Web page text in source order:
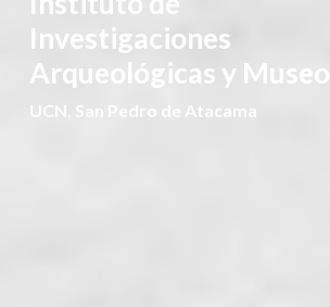
Investigaciones
Arqueológicas y Museo
UCN, San Pedro de Atacama